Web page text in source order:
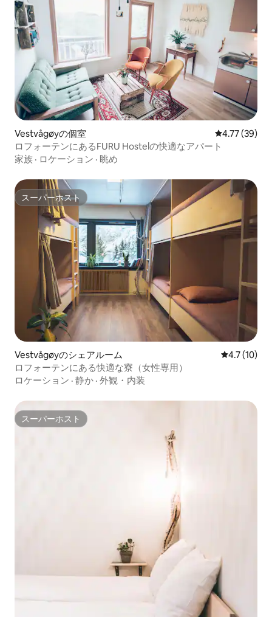
Vestvågøyの個室 レビュー39
4.77 (39)
ロフォーテンにあるFURU Hostelの快適なアパート
家族 · ロケーション · 眺め
スーパーホスト
スーパーホスト
Vestvågøyのシェアルーム レビュー10
4.7 (10)
ロフォーテンにある快適な寮（女性専用）
ロケーション · 静か · 外観・内装
スーパーホスト
スーパーホスト